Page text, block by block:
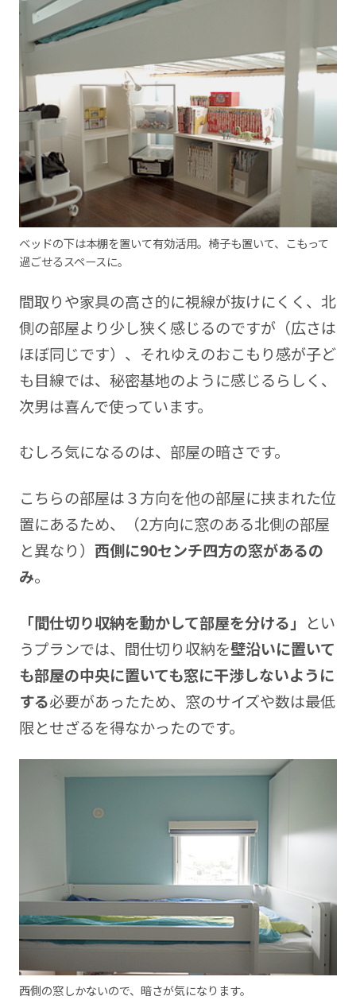
ベッドの下は本棚を置いて有効活用。椅子も置いて、こもって
過ごせるスペースに。
間取りや家具の高さ的に視線が抜けにくく、北
側の部屋より少し狭く感じるのですが（広さは
ほぼ同じです）、それゆえのおこもり感が子ど
も目線では、秘密基地のように感じるらしく、
次男は喜んで使っています。
むしろ気になるのは、部屋の暗さです。
こちらの部屋は３方向を他の部屋に挟まれた位
置にあるため、（2方向に窓のある北側の部屋
と異なり） 西側に90センチ四方の窓があるの
み。
「間仕切り収納を動かして部屋を分ける」 とい
うプランでは、間仕切り収納を壁沿いに置いて
も部屋の中央に置いても窓に干渉しないように
する必要があったため、窓のサイズや数は最低
限とせざるを得なかったのです。
西側の窓しかないので、暗さが気になります。